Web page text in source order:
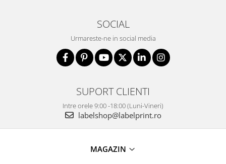
SOCIAL
Urmareste-ne in social media
SUPORT CLIENTI
Intre orele 9:00 -18:00 (Luni-Vineri)
labelshop@labelprint.ro
MAGAZIN